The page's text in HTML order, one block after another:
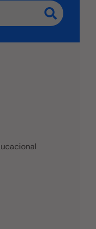
coletar informações
processo.
Então que
prática e objetiva?
Para que o seu
na sua IES. A